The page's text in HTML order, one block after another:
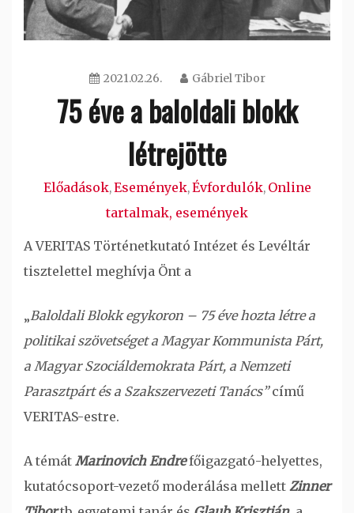
2021.02.26. Gábriel Tibor
75 éve a baloldali blokk
létrejötte
Előadások,Események,Évfordulók, Online
tartalmak, események
A VERITAS Történetkutató Intézet és Levéltár
tisztelettel meghívja Önt a
„Baloldali Blokk egykoron – 75 éve hozta létre a
politikai szövetséget a Magyar Kommunista Párt,
a Magyar Szociáldemokrata Párt, a Nemzeti
Parasztpárt és a Szakszervezeti Tanács”című
VERITAS-estre.
A témát Marinovich Endrefőigazgató-helyettes,
kutatócsoport-vezető moderálása mellett Zinner